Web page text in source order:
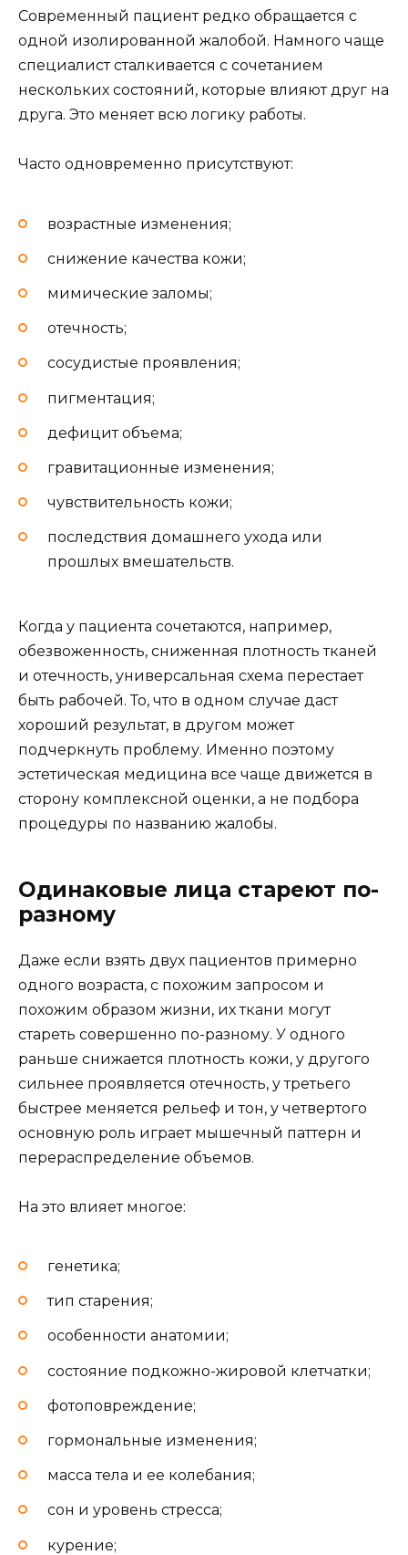
Современный пациент редко обращается с
одной изолированной жалобой. Намного чаще
специалист сталкивается с сочетанием
нескольких состояний, которые влияют друг на
друга. Это меняет всю логику работы.
Часто одновременно присутствуют:
возрастные изменения;
снижение качества кожи;
мимические заломы;
отечность;
сосудистые проявления;
пигментация;
дефицит объема;
гравитационные изменения;
чувствительность кожи;
последствия домашнего ухода или
прошлых вмешательств.
Когда у пациента сочетаются, например,
обезвоженность, сниженная плотность тканей
и отечность, универсальная схема перестает
быть рабочей. То, что в одном случае даст
хороший результат, в другом может
подчеркнуть проблему. Именно поэтому
эстетическая медицина все чаще движется в
сторону комплексной оценки, а не подбора
процедуры по названию жалобы.
Одинаковые лица стареют по-
разному
Даже если взять двух пациентов примерно
одного возраста, с похожим запросом и
похожим образом жизни, их ткани могут
стареть совершенно по-разному. У одного
раньше снижается плотность кожи, у другого
сильнее проявляется отечность, у третьего
быстрее меняется рельеф и тон, у четвертого
основную роль играет мышечный паттерн и
перераспределение объемов.
На это влияет многое:
генетика;
тип старения;
особенности анатомии;
состояние подкожно-жировой клетчатки;
фотоповреждение;
гормональные изменения;
масса тела и ее колебания;
сон и уровень стресса;
курение;